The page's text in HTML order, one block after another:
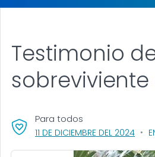
11 DE DICIEMBRE DEL 2024,
Para todos
Testimonio